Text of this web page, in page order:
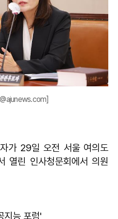
가 29일 오전 서울 여의도
열린 인사청문회에서 의원
지능 포럼'​